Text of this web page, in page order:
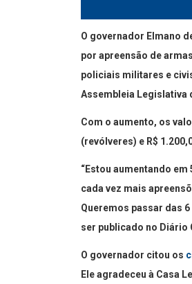
O governador Elmano
por apreensão de
policiais militares e
Assembleia Legislativa
Com o aumento, os
(revólveres) e R$
“Estou aumentando em
cada vez mais
Queremos passar das
ser publicado no Diário
O governador citou os
Ele agradeceu à Casa